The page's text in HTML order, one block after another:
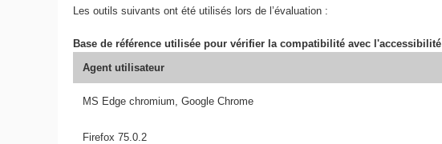
Les outils suivants ont été utilisés lors de l’évaluation :
Base de référence utilisée pour vérifier la compatibilité avec l'accessibilité
Agent utilisateur
MS Edge chromium, Google Chrome
Firefox 75.0.2